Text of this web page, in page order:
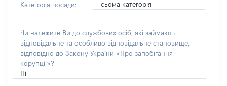
Категорія посади: сьома категорія
Чи належите Ви до службових осіб, які займають
відповідальне та особливо відповідальне становище,
відповідно до Закону України «Про запобігання
корупції»?
Ні